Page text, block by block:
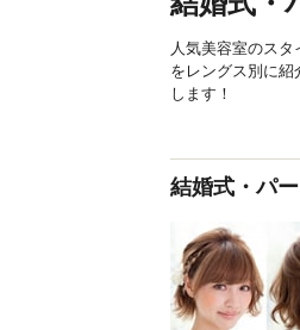
人気美容室のス
をレングス別に
します！
結婚式・パ